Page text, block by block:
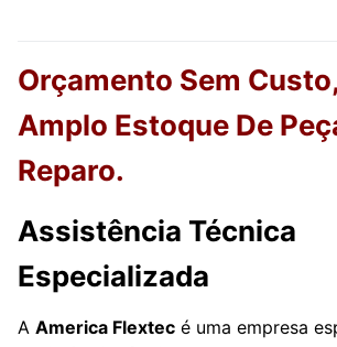
Orçamento Sem
Amplo Estoque De
Reparo.
Assistência Técnica
Especializada
A America Flextec é uma empresa